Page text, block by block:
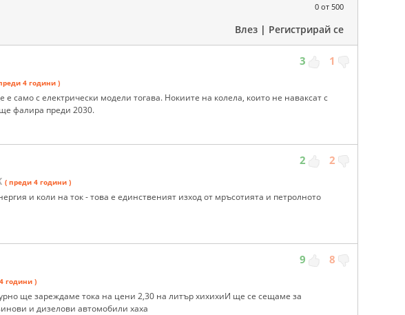
0 от 500
Влез | Регистрирай се
3 1
4 години )
е само с електрически модели тогава. Нокиите на колела, които не наваксат с
фалира преди 2030.
2 2
( преди 4 години )
и коли на ток - това е единственият изход от мръсотията и петролното
9 8
години )
ще зареждаме тока на цени 2,30 на литър хихихиИ ще се сещаме за
и дизелови автомобили хаха